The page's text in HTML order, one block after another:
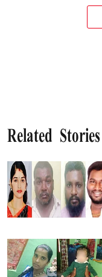
Related Stories